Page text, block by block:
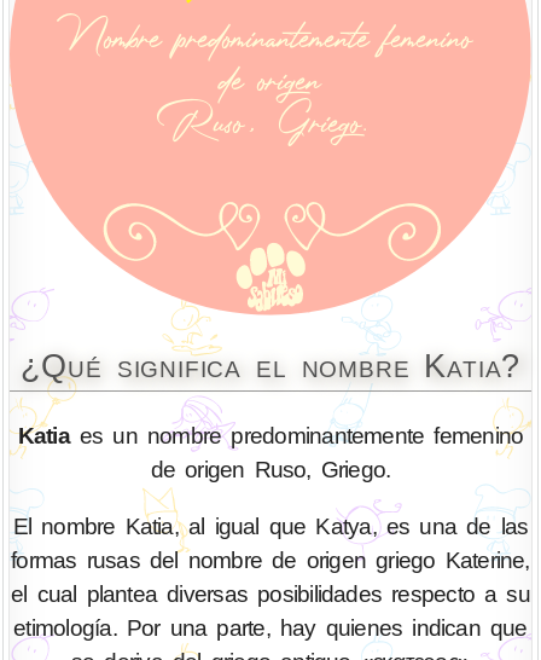
¿Qué significa el nombre Katia?
Katiaes un nombre predominantemente femenino
de origen Ruso, Griego.
El nombre Katia, al igual que Katya, es una de las
formas rusas del nombre de origen griego Katerine,
el cual plantea diversas posibilidades respecto a su
etimología. Por una parte, hay quienes indican que